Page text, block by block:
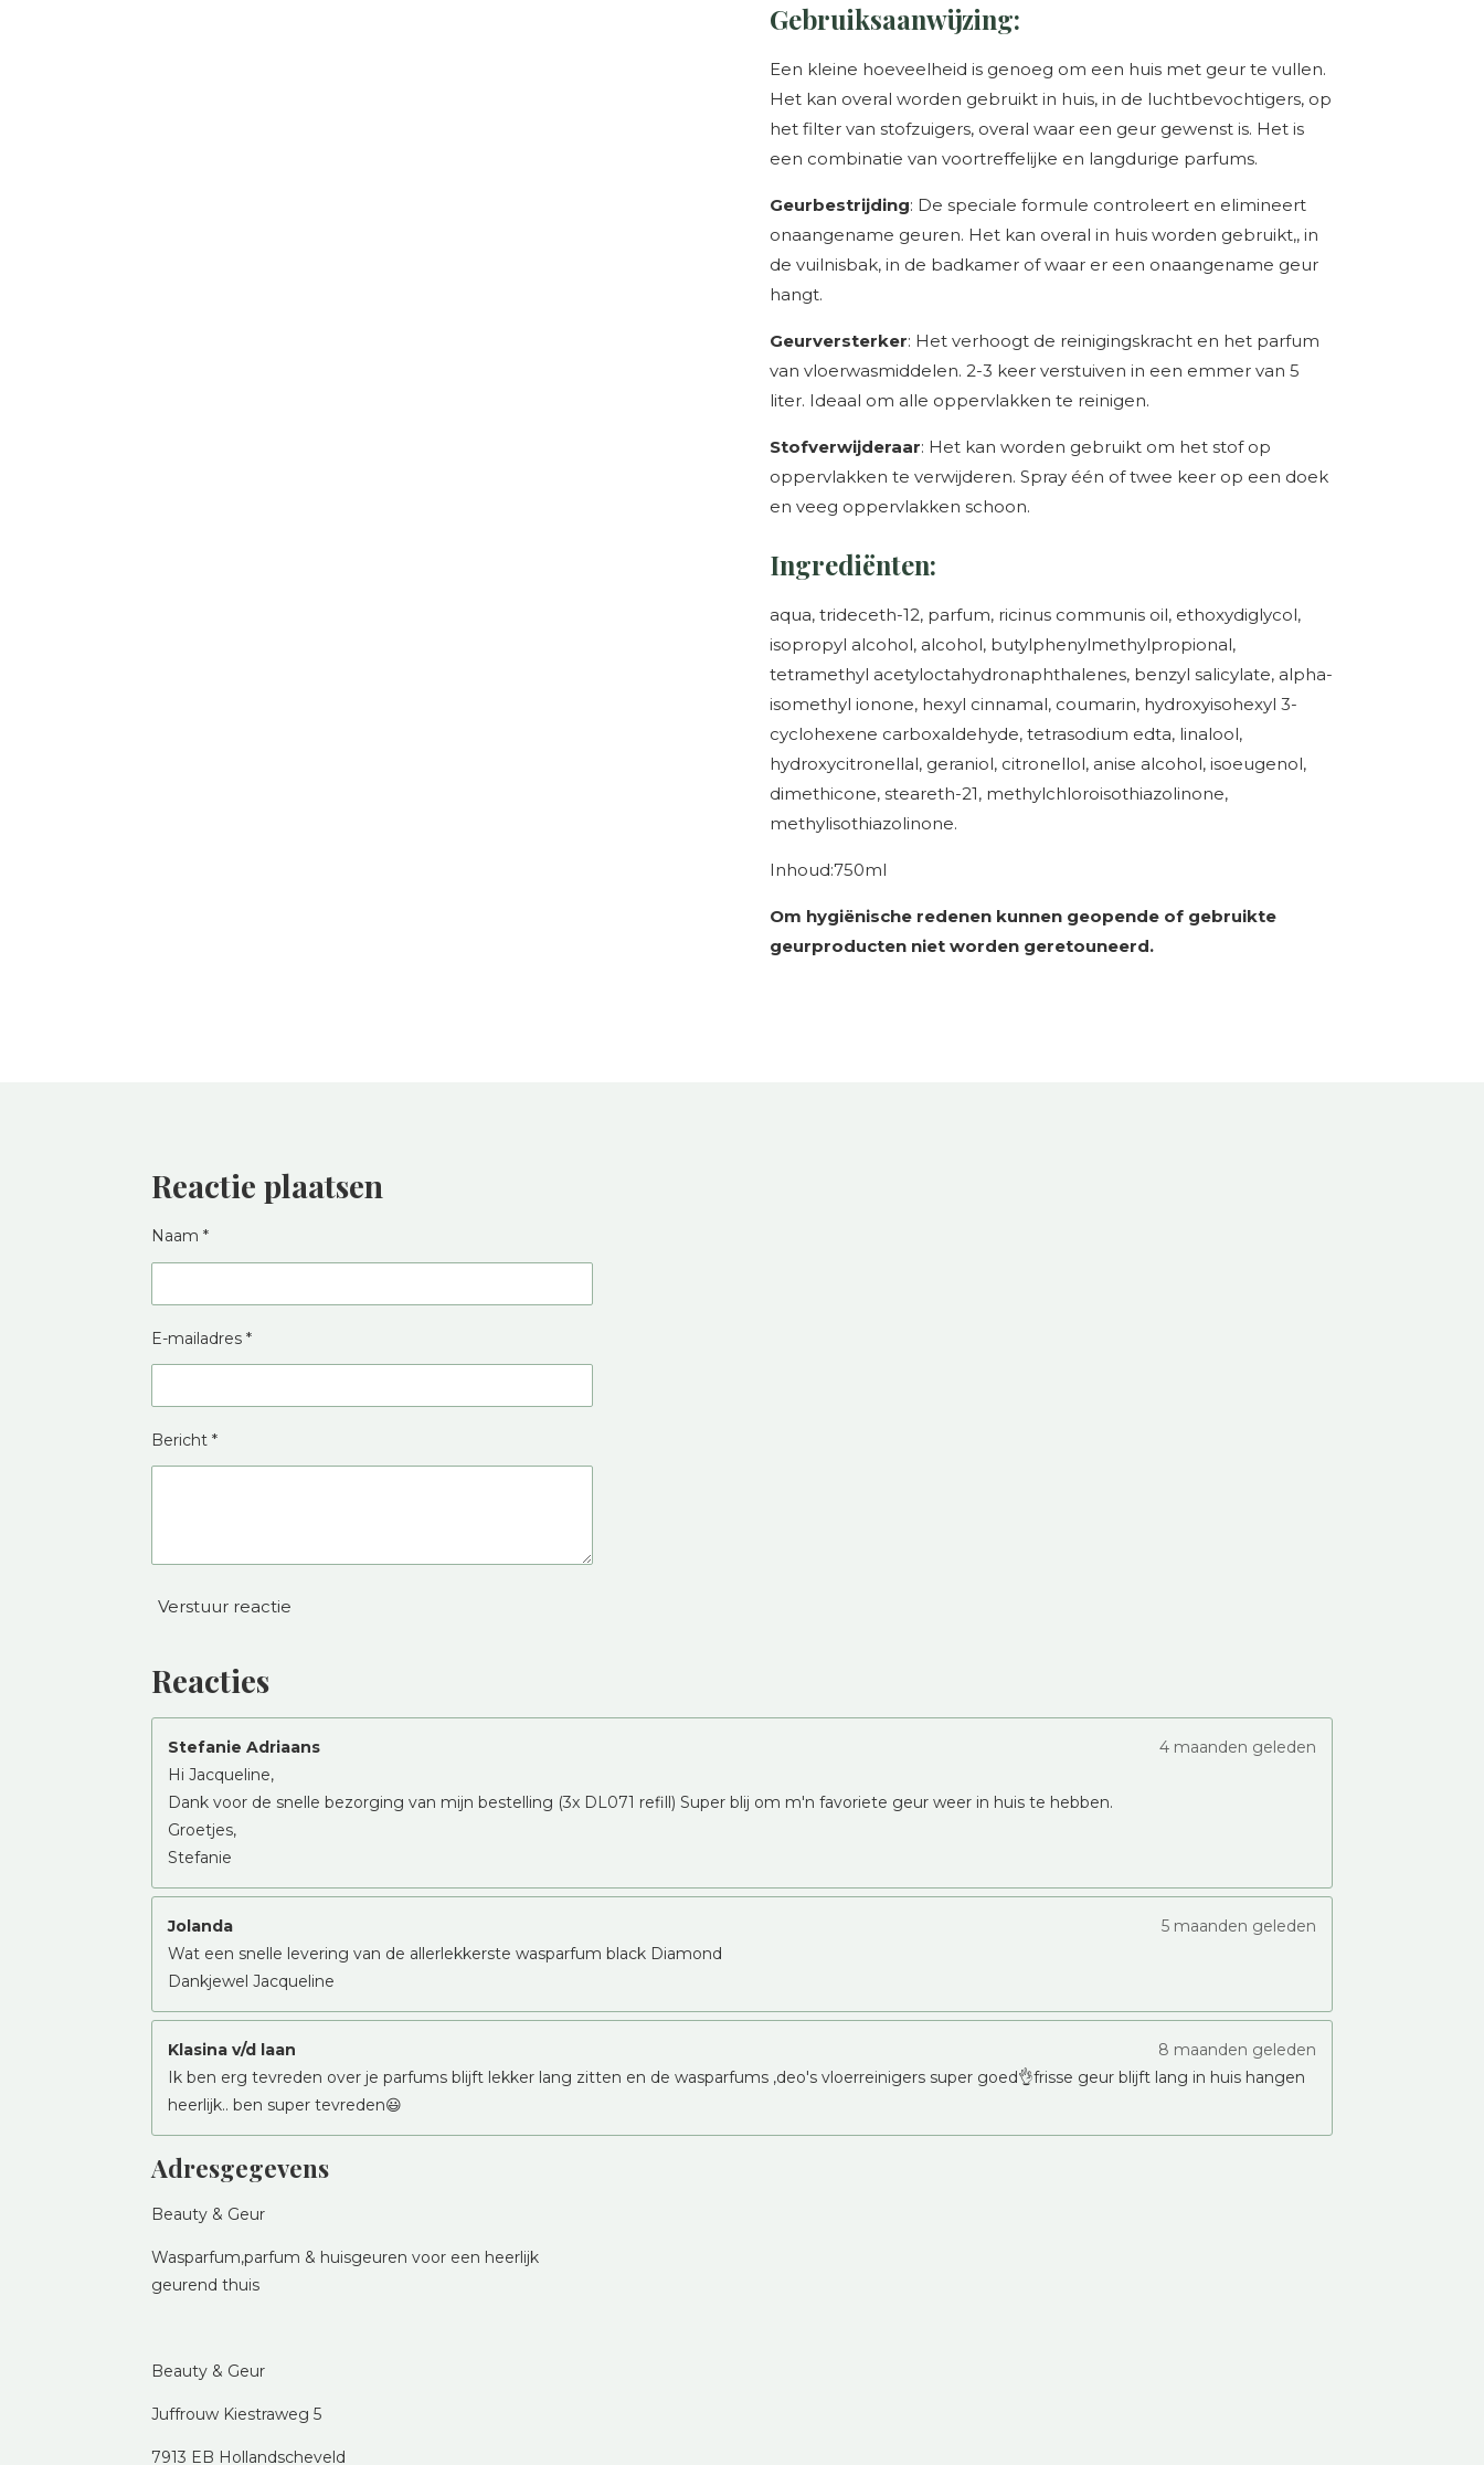
Gebruiksaanwijzing:
Een kleine hoeveelheid is genoeg om een huis met geur te vullen.
Het kan overal worden gebruikt in huis, in de luchtbevochtigers, op
het filter van stofzuigers, overal waar een geur gewenst is. Het is
een combinatie van voortreffelijke en langdurige parfums.
Geurbestrijding: De speciale formule controleert en elimineert
onaangename geuren. Het kan overal in huis worden gebruikt,, in
de vuilnisbak, in de badkamer of waar er een onaangename geur
hangt.
Geurversterker: Het verhoogt de reinigingskracht en het parfum
van vloerwasmiddelen. 2-3 keer verstuiven in een emmer van 5
liter. Ideaal om alle oppervlakken te reinigen.
Stofverwijderaar: Het kan worden gebruikt om het stof op
oppervlakken te verwijderen. Spray één of twee keer op een doek
en veeg oppervlakken schoon.
Ingrediënten:
aqua, trideceth-12, parfum, ricinus communis oil, ethoxydiglycol,
isopropyl alcohol, alcohol, butylphenylmethylpropional,
tetramethyl acetyloctahydronaphthalenes, benzyl salicylate, alpha-
isomethyl ionone, hexyl cinnamal, coumarin, hydroxyisohexyl 3-
cyclohexene carboxaldehyde, tetrasodium edta, linalool,
hydroxycitronellal, geraniol, citronellol, anise alcohol, isoeugenol,
dimethicone, steareth-21, methylchloroisothiazolinone,
methylisothiazolinone.
Inhoud:750ml
Om hygiënische redenen kunnen geopende of gebruikte
geurproducten niet worden geretouneerd.
Reactie plaatsen
Naam *
E-mailadres *
Bericht *
Verstuur reactie
Reacties
Stefanie Adriaans
4 maanden geleden
Hi Jacqueline,
Dank voor de snelle bezorging van mijn bestelling (3x DL071 refill) Super blij om m'n favoriete geur weer in huis te hebben.
Groetjes,
Stefanie
Jolanda
5 maanden geleden
Wat een snelle levering van de allerlekkerste wasparfum black Diamond
Dankjewel Jacqueline
Klasina v/d laan
8 maanden geleden
Ik ben erg tevreden over je parfums blijft lekker lang zitten en de wasparfums ,deo's vloerreinigers super goed👌frisse geur blijft lang in huis hangen
heerlijk.. ben super tevreden😃
Adresgegevens
Beauty & Geur
Wasparfum,parfum & huisgeuren voor een heerlijk
geurend thuis
Beauty & Geur
Juffrouw Kiestraweg 5
7913 EB Hollandscheveld